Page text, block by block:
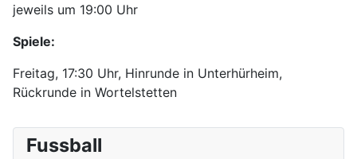
Fussball
jeweils um 19:00 Uhr
Spiele:
Freitag, 17:30 Uhr, Hinrunde in Unterhürheim,
Rückrunde in Wortelstetten